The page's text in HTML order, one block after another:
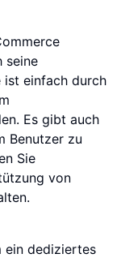
seine
ist einfach durch
Es gibt auch
Benutzer zu
Sie
von
ein dediziertes